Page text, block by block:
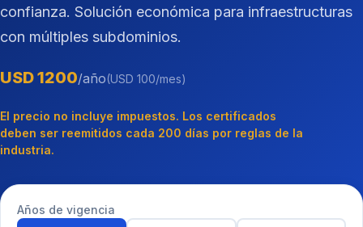
confianza. Solución económica para infraestructuras
con múltiples subdominios.
USD 1200/año(USD 100/mes)
El precio no incluye impuestos. Los certificados
deben ser reemitidos cada 200 días por reglas de la
industria.
Años de vigencia